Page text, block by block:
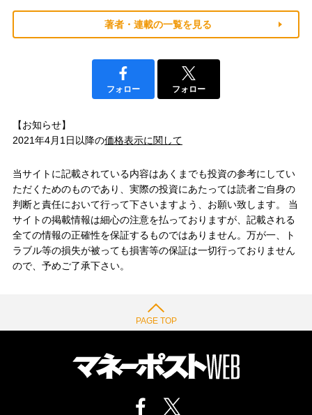
著者・連載の一覧を見る
フォロー フォロー
【お知らせ】
2021年4月1日以降の価格表示に関して
当サイトに記載されている内容はあくまでも投資の参考にしてい
ただくためのものであり、実際の投資にあたっては読者ご自身の
判断と責任において行って下さいますよう、お願い致します。 当
サイトの掲載情報は細心の注意を払っておりますが、記載される
全ての情報の正確性を保証するものではありません。万が一、ト
ラブル等の損失が被っても損害等の保証は一切行っておりません
ので、予めご了承下さい。
PAGE TOP